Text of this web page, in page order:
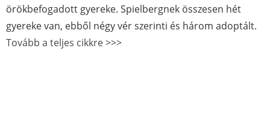
örökbefogadott gyereke. Spielbergnek összesen hét
gyereke van, ebből négy vér szerinti és három adoptált.
Tovább a teljes cikkre >>>